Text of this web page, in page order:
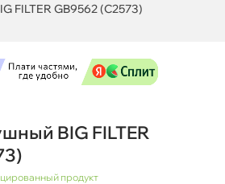
FILTER GB9562 (C2573)
BIG FILTER
продукт
Завтра, 07.08 (при заказе от 2000₽)